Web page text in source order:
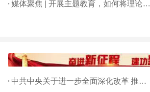
媒体聚焦 | 开展主题教育，如何将理论学习贯穿始终
中共中央关于进一步全面深化改革 推进中国式现代化的决定